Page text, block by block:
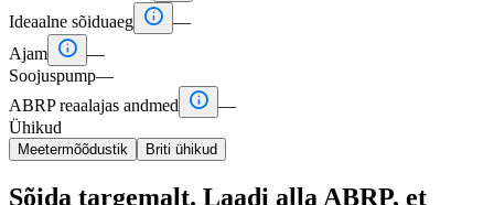
Ideaalne sõiduaeg  —
Ajam  —
Soojuspump—
ABRP reaalajas andmed
 —
Ühikud
Meetermõõdustik Briti ühikud
Sõida targemalt. Laadi alla ABRP, et